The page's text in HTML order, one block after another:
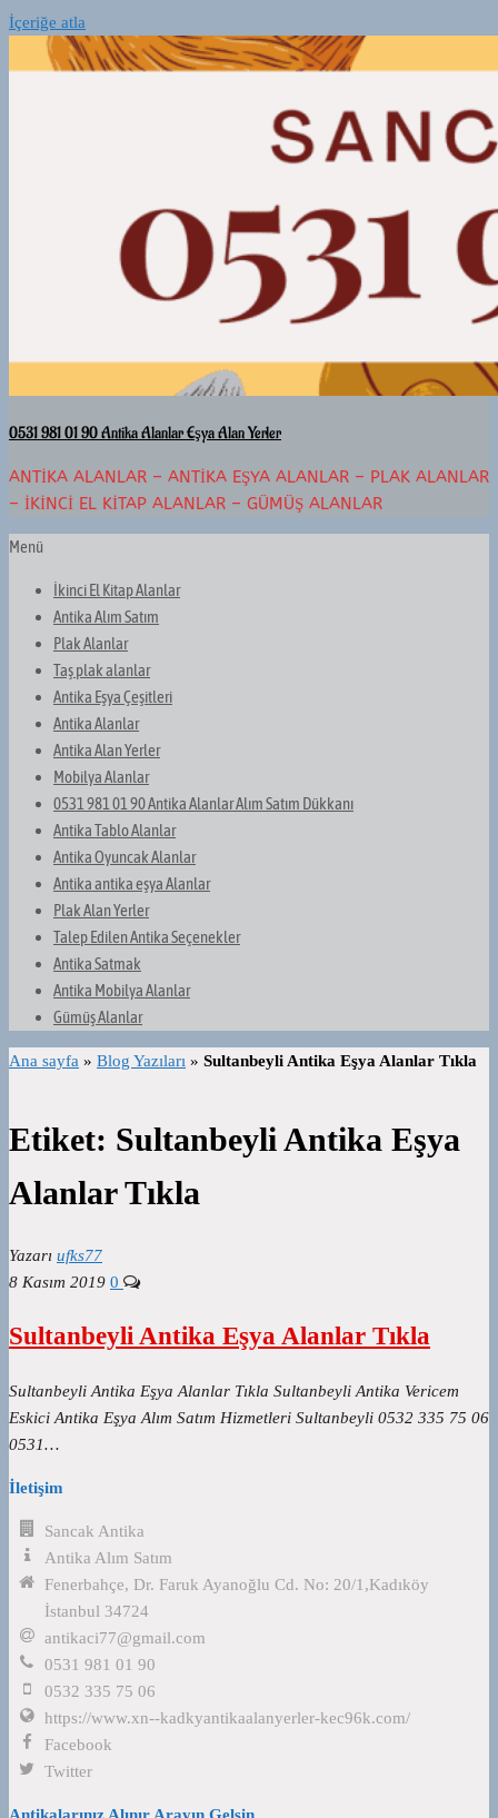
İçeriğe atla
0531 981 01 90 Antika Alanlar Eşya Alan Yerler
ANTIKA ALANLAR – ANTIKA EŞYA ALANLAR – PLAK ALANLAR
– İKINCI EL KITAP ALANLAR – GÜMÜŞ ALANLAR
Menü
İkinci El Kitap Alanlar
Antika Alım Satım
Plak Alanlar
Taş plak alanlar
Antika Eşya Çeşitleri
Antika Alanlar
Antika Alan Yerler
Mobilya Alanlar
0531 981 01 90 Antika Alanlar Alım Satım Dükkanı
Antika Tablo Alanlar
Antika Oyuncak Alanlar
Antika antika eşya Alanlar
Plak Alan Yerler
Talep Edilen Antika Seçenekler
Antika Satmak
Antika Mobilya Alanlar
Gümüş Alanlar
Ana sayfa » Blog Yazıları » Sultanbeyli Antika Eşya Alanlar Tıkla
Etiket: Sultanbeyli Antika Eşya
Alanlar Tıkla
Yazarı ufks77
8 Kasım 2019 0
Sultanbeyli Antika Eşya Alanlar Tıkla
Sultanbeyli Antika Eşya Alanlar Tıkla Sultanbeyli Antika Vericem
Eskici Antika Eşya Alım Satım Hizmetleri Sultanbeyli 0532 335 75 06
0531…
İletişim
Sancak Antika
Antika Alım Satım
Fenerbahçe, Dr. Faruk Ayanoğlu Cd. No: 20/1,Kadıköy
İstanbul 34724
antikaci77@gmail.com
0531 981 01 90
0532 335 75 06
https://www.xn--kadkyantikaalanyerler-kec96k.com/
Facebook
Twitter
Antikalarınız Alınır Arayın Gelsin